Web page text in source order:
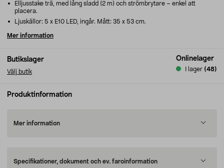
Butikslager
Välj butik
Onlinelager
I lager (48)
Elljusstake trä, med lång sladd (2 m) och strömbrytare – enkel att
placera.
Ljuskällor: 5 x E10 LED, ingår. Mått: 35 x 53 cm.
Mer information
Produktinformation
Mer information
Specifikationer, dokument och ev. faroinformation